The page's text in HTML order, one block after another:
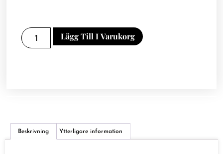
Lägg Till I Varukorg
Beskrivning Ytterligare information